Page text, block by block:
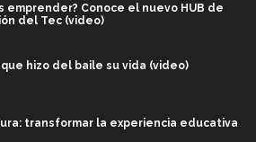
emprender? Conoce el nuevo HUB de
del Tec (video)
que hizo del baile su vida (video)
transformar la experiencia educativa